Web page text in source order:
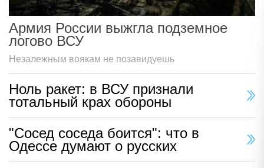
Армия России выжгла подземное
логово ВСУ
Незалежным воякам не позавидуешь
Ноль ракет: в ВСУ признали
тотальный крах обороны
"Сосед соседа боится": что в
Одессе думают о русских